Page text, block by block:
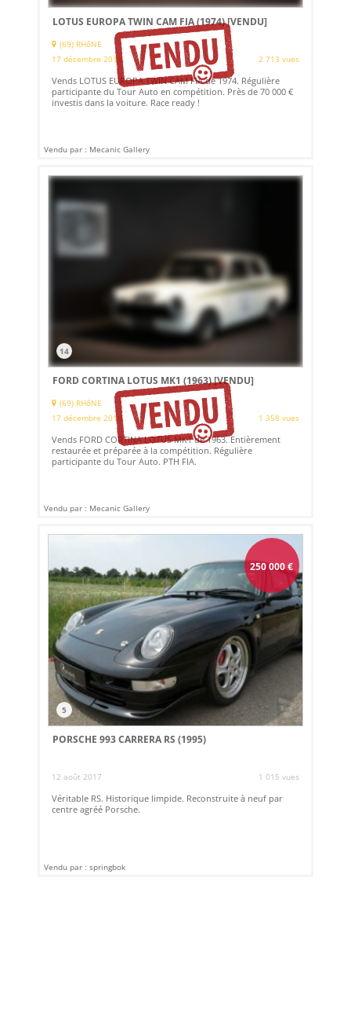
LOTUS EUROPA TWIN CAM FIA (1974)[VENDU]
(69) RHôNE
17 décembre 2018
2 713 vues
Vends LOTUS EUROPA TWIN CAM FIA de 1974. Régulière
participante du Tour Auto en compétition. Près de 70 000 €
investis dans la voiture. Race ready !
Vendu par : Mecanic Gallery
14
FORD CORTINA LOTUS MK1 (1963)[VENDU]
(69) RHôNE
17 décembre 2018
1 358 vues
Vends FORD CORTINA LOTUS MK1 de 1963. Entièrement
restaurée et préparée à la compétition. Régulière
participante du Tour Auto. PTH FIA.
Vendu par : Mecanic Gallery
250 000€
5
PORSCHE 993 CARRERA RS (1995)
12 août 2017 1 015 vues
Véritable RS. Historique limpide. Reconstruite à neuf par
centre agréé Porsche.
Vendu par : springbok